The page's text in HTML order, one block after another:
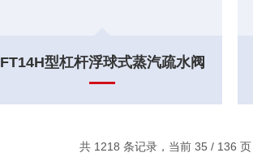
FT14H型杠杆浮球式蒸汽疏水阀
共 1218 条记录，当前 35 / 136 页